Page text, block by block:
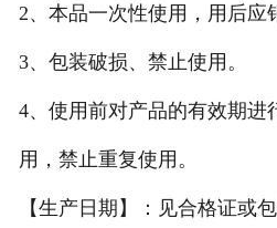
2、本品一次性使用，用后应
3、包装破损、禁止使用。
4、使用前对产品的有效期进
用，禁止重复使用。
【生产日期】：见合格证或